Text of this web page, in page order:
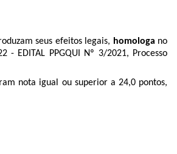
seus efeitos legais, homologa no
EDITAL PPGQUI Nº 3/2021, Processo
nota igual ou superior a 24,0 pontos,